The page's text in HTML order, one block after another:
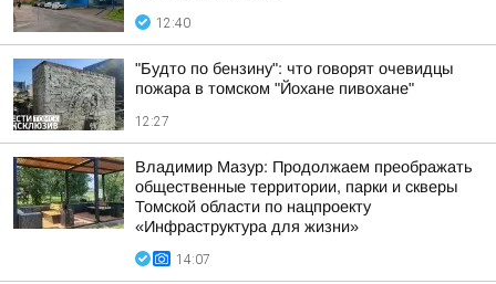
12:40
"Будто по бензину": что говорят очевидцы
пожара в томском "Йохане пивохане"
12:27
Владимир Мазур: Продолжаем преображать
общественные территории, парки и скверы
Томской области по нацпроекту
«Инфраструктура для жизни»
14:07